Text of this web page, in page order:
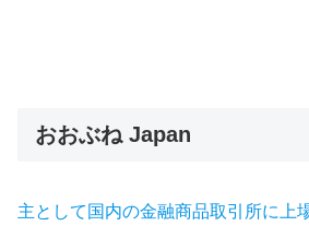
おおぶね Japan
主として国内の金融商品取引所に上